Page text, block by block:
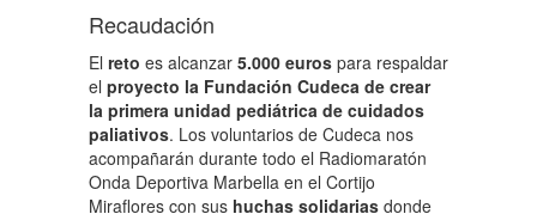
Recaudación
El reto es alcanzar 5.000 euros para respaldar
el proyecto la Fundación Cudeca de crear
la primera unidad pediátrica de cuidados
paliativos. Los voluntarios de Cudeca nos
acompañarán durante todo el Radiomaratón
Onda Deportiva Marbella en el Cortijo
Miraflores con sus huchas solidarias donde